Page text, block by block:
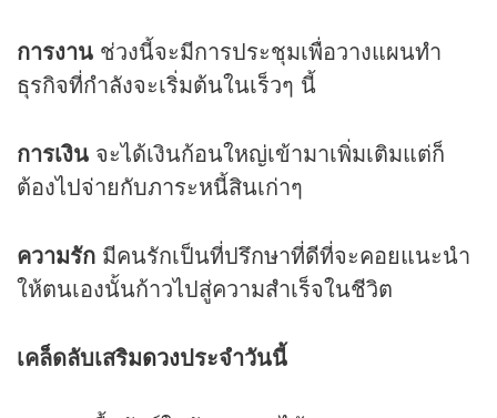
การงาน ช่วงนี้จะมีการประชุมเพื่อวางแผนทำ
ธุรกิจที่กำลังจะเริ่มต้นในเร็วๆ นี้
การเงิน จะได้เงินก้อนใหญ่เข้ามาเพิ่มเติมแต่ก็
ต้องไปจ่ายกับภาระหนี้สินเก่าๆ
ความรัก มีคนรักเป็นที่ปรึกษาที่ดีที่จะคอยแนะนำ
ให้ตนเองนั้นก้าวไปสู่ความสำเร็จในชีวิต
เคล็ดลับเสริมดวงประจำวันนี้